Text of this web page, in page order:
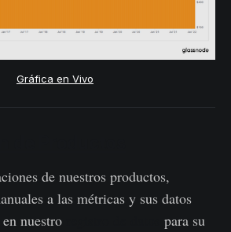
Gráfica en Vivo
de nuestros productos,
a las métricas y sus datos
nuestro
para su